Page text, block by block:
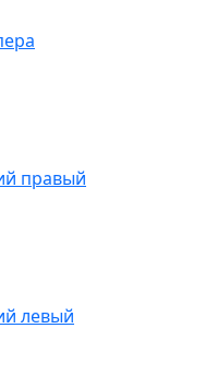
правый
левый